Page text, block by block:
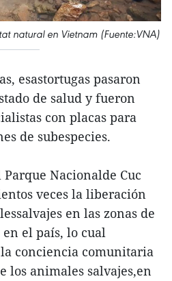
natural en Vietnam (Fuente:VNA)
esastortugas pasaron
de salud y fueron
con placas para
de subespecies.
Nacionalde Cuc
veces la liberación
en las zonas de
el país, lo cual
conciencia comunitaria
los animales salvajes,en